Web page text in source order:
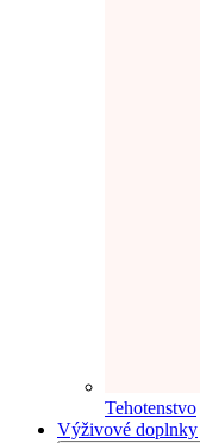
Tehotenstvo
Výživové doplnky